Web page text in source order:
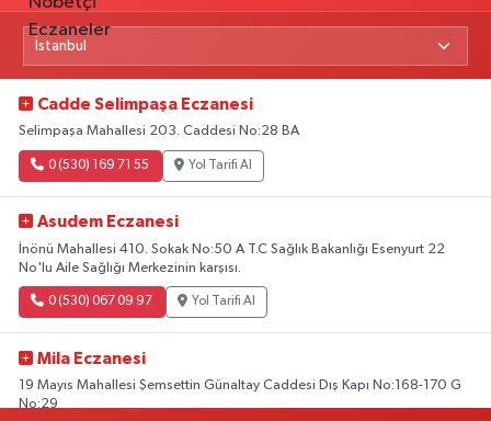
Cadde Selimpaşa Eczanesi
Selimpaşa Mahallesi 203. Caddesi No:28 BA
0 (530) 169 71 55 Yol Tarifi Al
Asudem Eczanesi
İnönü Mahallesi 410. Sokak No:50 A T.C Sağlık Bakanlığı Esenyurt 22
No'lu Aile Sağlığı Merkezinin karşısı.
0 (530) 067 09 97 Yol Tarifi Al
Mila Eczanesi
19 Mayıs Mahallesi Şemsettin Günaltay Caddesi Dış Kapı No:168-170 G
No:29